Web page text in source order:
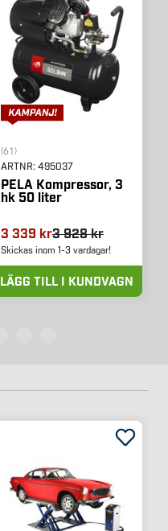
(61)
ARTNR: 495037
PELA Kompressor, 3
hk 50 liter
3 339 kr3 928 kr
Skickas inom 1-3 vardagar!
LÄGG TILL I KUNDVAGN